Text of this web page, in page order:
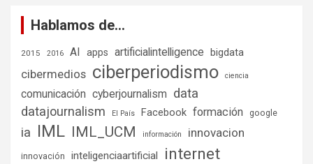
Hablamos de…
2015 2016 AI apps artificialintelligence bigdata
cibermedios ciberperiodismo ciencia
comunicación cyberjournalism data
datajournalism El País Facebook formación google
ia IML IML_UCM información innovacion
innovación inteligenciaartificial internet